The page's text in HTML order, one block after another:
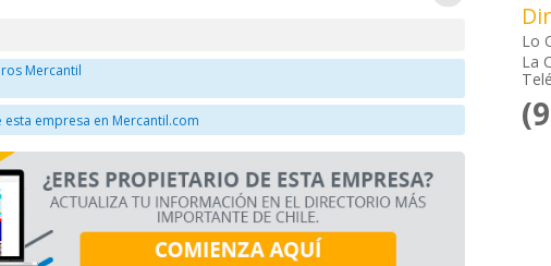
Mercantil
empresa en Mercantil.com
Lo
La